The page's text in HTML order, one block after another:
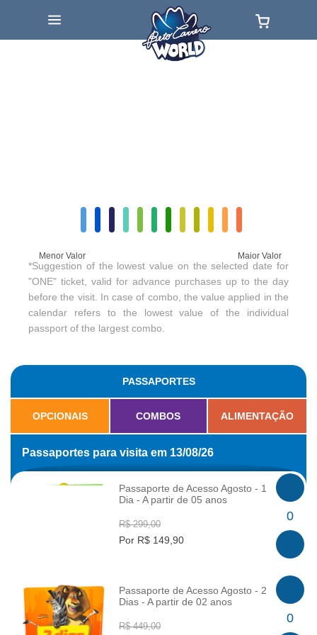
Menor Valor Maior Valor
*Suggestion of the lowest value on the selected date for
"ONE" ticket, valid for advance purchases up to the day
before the visit. In case of combo, the value applied in the
calendar refers to the lowest value of the individual
passport of the largest combo.
PASSAPORTES
OPCIONAIS COMBOS ALIMENTAÇÃO
Passaportes para visita em 13/08/26
Passaporte de Acesso Agosto - 1
Dia - A partir de 05 anos
R$ 299,00
Por R$ 149,90
0
INFO
Passaporte de Acesso Agosto - 2
Dias - A partir de 02 anos
R$ 449,00
0